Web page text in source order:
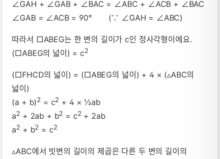
∠GAH + ∠GAB + ∠BAC = ∠ABC + ∠ACB + ∠BAC
∠GAB = ∠ACB = 90° (∵ ∠GAH = ∠ABC)
따라서 □ABEG는 한 변의 길이가 c인 정사각형이에요.
(□ABEG의 넓이) = c2
(□FHCD의 넓이) = (□ABEG의 넓이) + 4 × (▵ABC의
넓이)
(a + b)2 = c2 + 4 × ½ab
a2 + 2ab + b2 = c2 + 2ab
a2 + b2 = c2
▵ABC에서 빗변의 길이의 제곱은 다른 두 변의 길이의